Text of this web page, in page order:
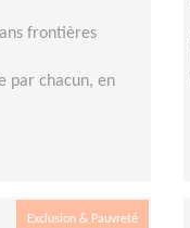
frontières
par chacun, en
Exclusion & Pauvreté